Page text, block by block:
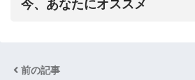
今、あなたにオススメ
前の記事